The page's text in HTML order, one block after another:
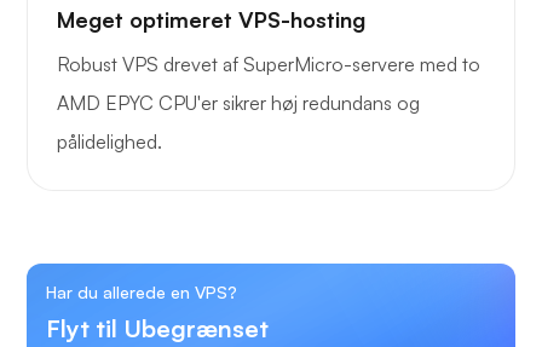
Meget optimeret VPS-hosting
Robust VPS drevet af SuperMicro-servere med to
AMD EPYC CPU'er sikrer høj redundans og
pålidelighed.
Har du allerede en VPS?
Flyt til Ubegrænset